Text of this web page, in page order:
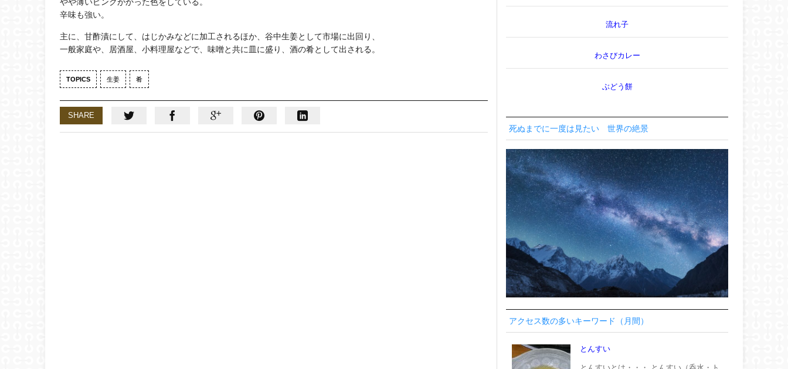
辛味も強い。
主に、甘酢漬にして、はじかみなどに加工されるほか、谷中生姜として市場に出回り、
一般家庭や、居酒屋、小料理屋などで、味噌と共に皿に盛り、酒の肴として出される。
TOPICS 生姜 肴
SHARE
流れ子
わさびカレー
ぶどう餅
死ぬまでに一度は見たい 世界の絶景
アクセス数の多いキーワード（月間）
とんすい
とんすいとは・・・ とんすい（呑水・ト